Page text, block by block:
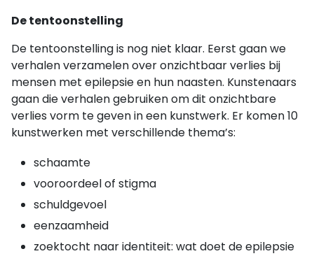
De tentoonstelling
De tentoonstelling is nog niet klaar. Eerst gaan we
verhalen verzamelen over onzichtbaar verlies bij
mensen met epilepsie en hun naasten. Kunstenaars
gaan die verhalen gebruiken om dit onzichtbare
verlies vorm te geven in een kunstwerk. Er komen 10
kunstwerken met verschillende thema’s:
schaamte
vooroordeel of stigma
schuldgevoel
eenzaamheid
zoektocht naar identiteit: wat doet de epilepsie